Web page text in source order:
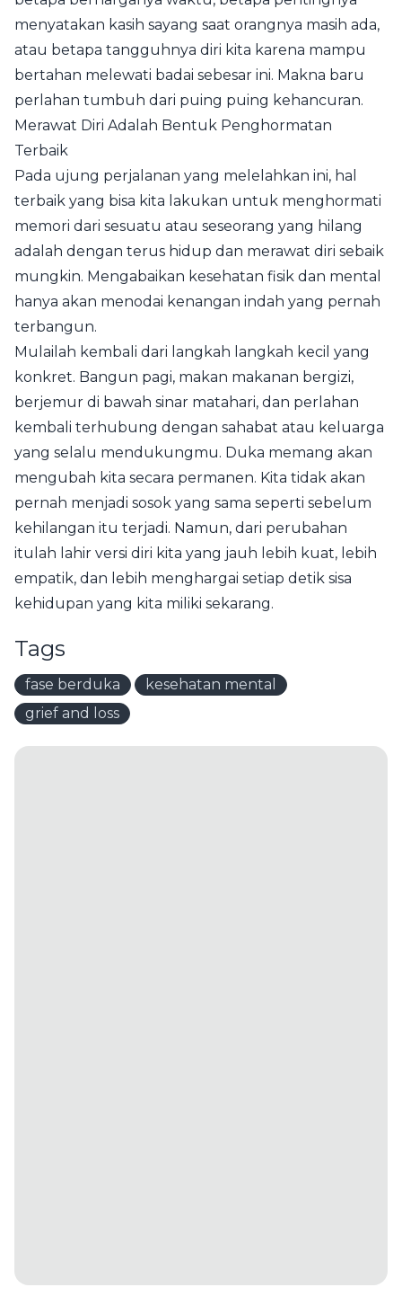
menyatakan kasih sayang saat orangnya masih ada,
atau betapa tangguhnya diri kita karena mampu
bertahan melewati badai sebesar ini. Makna baru
perlahan tumbuh dari puing puing kehancuran.
Merawat Diri Adalah Bentuk Penghormatan
Terbaik
Pada ujung perjalanan yang melelahkan ini, hal
terbaik yang bisa kita lakukan untuk menghormati
memori dari sesuatu atau seseorang yang hilang
adalah dengan terus hidup dan merawat diri sebaik
mungkin. Mengabaikan kesehatan fisik dan mental
hanya akan menodai kenangan indah yang pernah
terbangun.
Mulailah kembali dari langkah langkah kecil yang
konkret. Bangun pagi, makan makanan bergizi,
berjemur di bawah sinar matahari, dan perlahan
kembali terhubung dengan sahabat atau keluarga
yang selalu mendukungmu. Duka memang akan
mengubah kita secara permanen. Kita tidak akan
pernah menjadi sosok yang sama seperti sebelum
kehilangan itu terjadi. Namun, dari perubahan
itulah lahir versi diri kita yang jauh lebih kuat, lebih
empatik, dan lebih menghargai setiap detik sisa
kehidupan yang kita miliki sekarang.
Tags
fase berduka
kesehatan mental
grief and loss